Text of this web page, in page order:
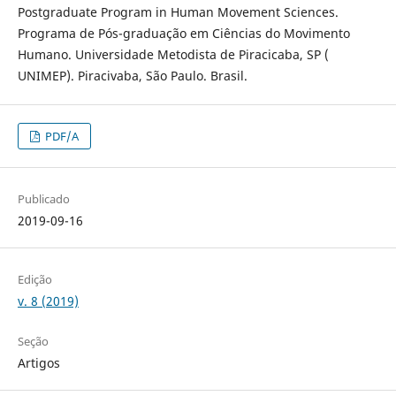
Postgraduate Program in Human Movement Sciences.
Programa de Pós-graduação em Ciências do Movimento
Humano. Universidade Metodista de Piracicaba, SP (
UNIMEP). Piracivaba, São Paulo. Brasil.
PDF/A
Publicado
2019-09-16
Edição
v. 8 (2019)
Seção
Artigos